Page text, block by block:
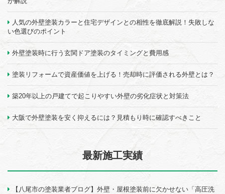
人気の外壁塗装カラーと住宅デザインとの相性を徹底解説！失敗しな
い色選びのポイント
外壁塗装時に行う玄関ドア塗装のタイミングと費用感
塗装リフォームで資産価値を上げる！売却時に評価される外壁とは？
築20年以上の戸建てで起こりやすい外壁の劣化症状と対策法
大阪で外壁塗装を安く抑えるには？見積もり時に確認すべきこと
最新施工実績
【八尾市の塗装業者ブログ】外壁・屋根塗装前に欠かせない「高圧洗